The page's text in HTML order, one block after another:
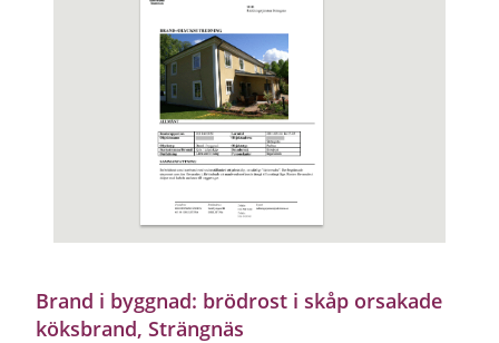
Brand i byggnad: brödrost i skåp orsakade
köksbrand, Strängnäs